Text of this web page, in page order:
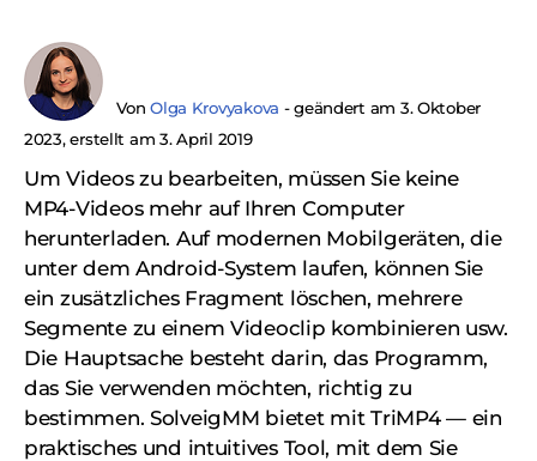
VonOlga Krovyakova - geändert am 3. Oktober
2023, erstellt am 3. April 2019
Um Videos zu bearbeiten, müssen Sie keine
MP4-Videos mehr auf Ihren Computer
herunterladen. Auf modernen Mobilgeräten, die
unter dem Android-System laufen, können Sie
ein zusätzliches Fragment löschen, mehrere
Segmente zu einem Videoclip kombinieren usw.
Die Hauptsache besteht darin, das Programm,
das Sie verwenden möchten, richtig zu
bestimmen. SolveigMM bietet mit TriMP4 — ein
praktisches und intuitives Tool, mit dem Sie